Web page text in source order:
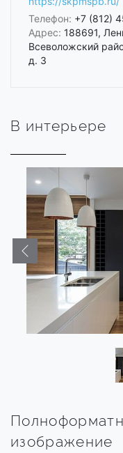
Телефон: +7 (812)
Адрес: 188691,
Всеволожский
д. 3
В интерьере
изображение